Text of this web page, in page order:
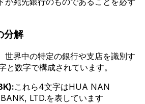
分解
世界中の特定の銀行や支店を識別す
と数字で構成されています。
これら4文字はHUA NAN
LTD.を表しています